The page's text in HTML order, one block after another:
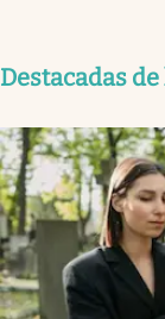
Destacadas